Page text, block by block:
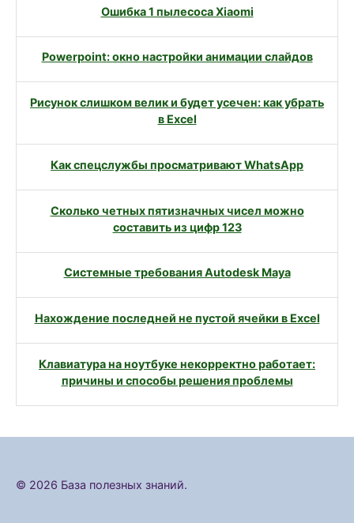
Ошибка 1 пылесоса Xiaomi
Powerpoint: окно настройки анимации слайдов
Рисунок слишком велик и будет усечен: как убрать
в Excel
Как спецслужбы просматривают WhatsApp
Сколько четных пятизначных чисел можно
составить из цифр 123
Системные требования Autodesk Maya
Нахождение последней не пустой ячейки в Excel
Клавиатура на ноутбуке некорректно работает:
причины и способы решения проблемы
© 2026 База полезных знаний.